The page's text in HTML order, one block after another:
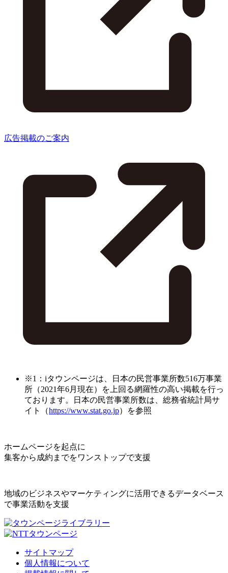
広告掲載のご案内
※1：iタウンページは、日本の民営事業所数516万事業
所（2021年6月現在）を上回る網羅性の高い掲載を行っ
ております。日本の民営事業所数は、総務省統計局サ
イト（https://www.stat.go.jp）を参照
ホームページを起点に
集客から成約までをワンストップで支援
地域のビジネスやマーケティングに活用できるデータベース
で事業活動を支援
サイトマップ
個人情報について